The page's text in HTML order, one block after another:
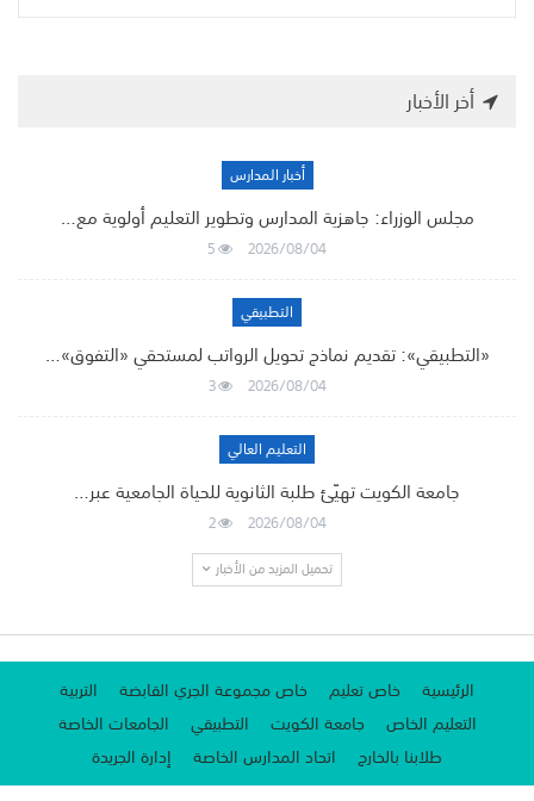
أخر الأخبار
أخبار المدارس
مجلس الوزراء: جاهزية المدارس وتطوير التعليم أولوية مع…
2026/08/04
5
التطبيقي
«التطبيقي»: تقديم نماذج تحويل الرواتب لمستحقي «التفوق»…
2026/08/04
3
التعليم العالي
جامعة الكويت تهيّئ طلبة الثانوية للحياة الجامعية عبر…
2026/08/04
2
تحميل المزيد من الأخبار
الرئيسية خاص تعليم خاص مجموعة الجري القابضة
التربية
التعليم الخاص
جامعة الكويت التطبيقي
الجامعات الخاصة
طلابنا بالخارج
اتحاد المدارس الخاصة إدارة الجريدة